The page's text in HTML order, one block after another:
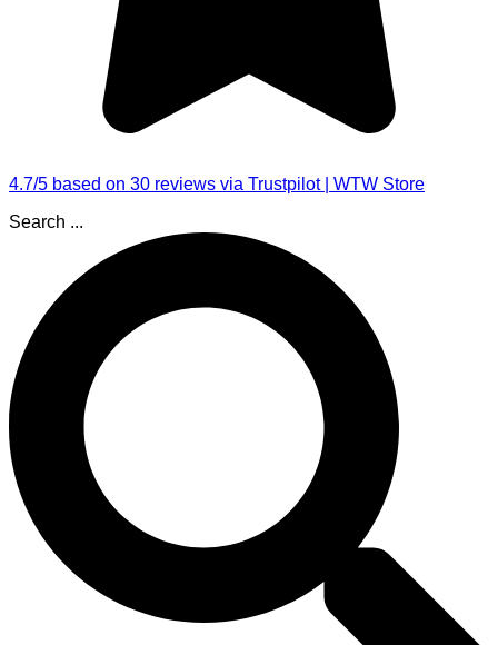
4.7/5 based on 30 reviews via Trustpilot | WTW Store
Search ...